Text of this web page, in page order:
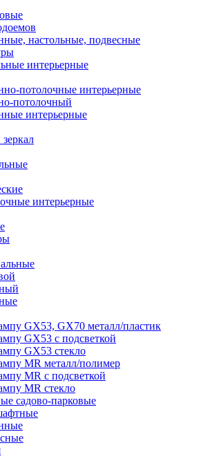
настольные, подвесные
интерьерные
потолочные интерьерные
потолочный
интерьерные
интерьерные
GX53, GX70 металл/пластик
GX53 с подсветкой
GX53 стекло
MR металл/полимер
MR с подсветкой
MR стекло
садово-парковые